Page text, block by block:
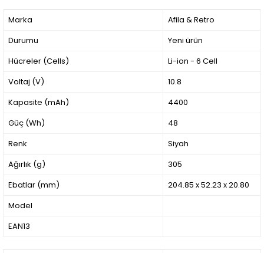
Marka
Afila & Retro
Durumu
Yeni ürün
Hücreler (Cells)
Li-ion - 6 Cell
Voltaj (V)
10.8
Kapasite (mAh)
4400
Güç (Wh)
48
Renk
Siyah
Ağırlık (g)
305
Ebatlar (mm)
204.85 x 52.23 x 20.80
Model
EAN13